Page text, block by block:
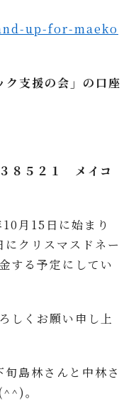
up-for-maeko
ク支援の会」の口座
８５２１ メイコ
月15日に始まり
クリスマスドネー
する予定にしてい
しくお願い申し上
島林さんと中林さ
。